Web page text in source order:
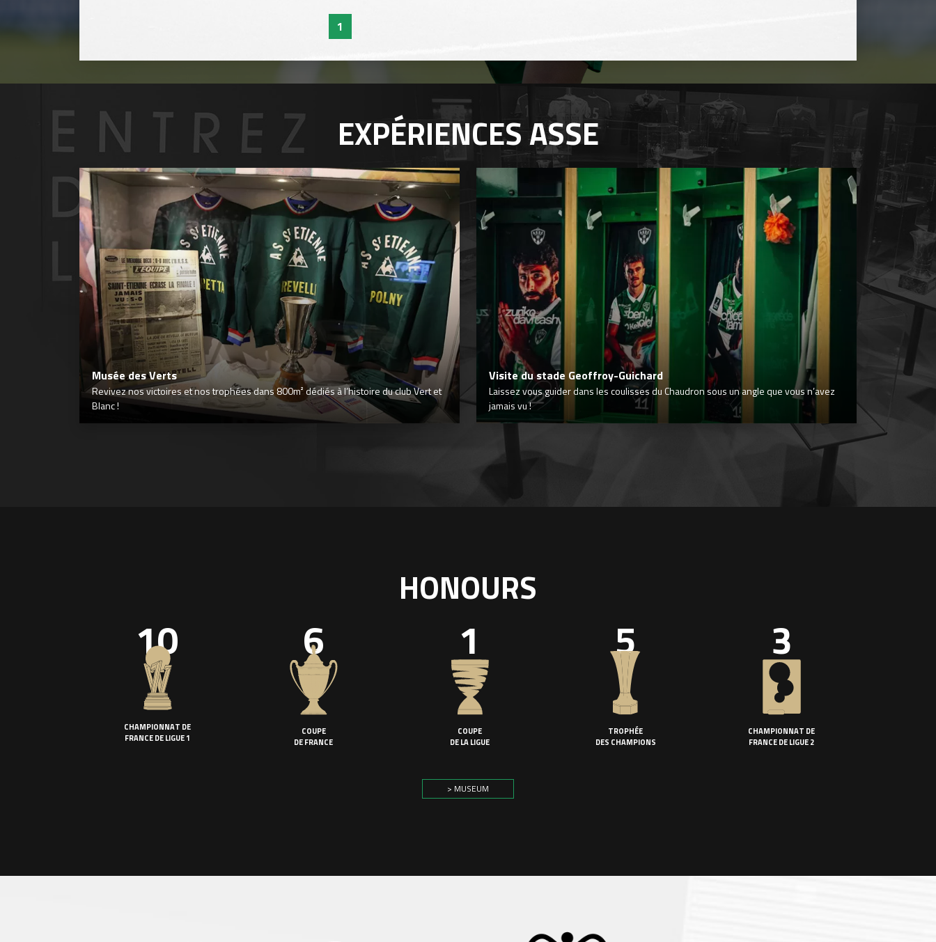
1
EXPÉRIENCESASSE
Musée des Verts
Revivez nos victoires et nos trophées dans 800m² dédiés à l’histoire du club Vert et
Blanc !
Visite du stade Geoffroy-Guichard
Laissez vous guider dans les coulisses du Chaudron sous un angle que vous n’avez
jamais vu !
HONOURS
10
CHAMPIONNAT DE
FRANCE DE LIGUE 1
6
COUPE
DE FRANCE
1
COUPE
DE LA LIGUE
5
TROPHÉE
DES CHAMPIONS
3
CHAMPIONNAT DE
FRANCE DE LIGUE 2
> MUSEUM